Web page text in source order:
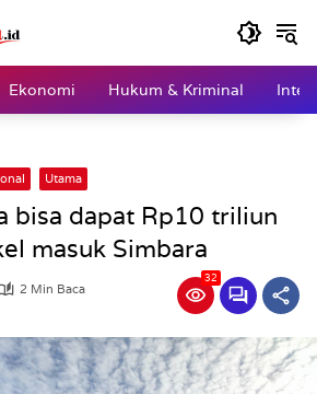
Ekonomi Hukum & Kriminal
Utama
bisa dapat Rp10 triliun
masuk Simbara
2 Min Baca
32